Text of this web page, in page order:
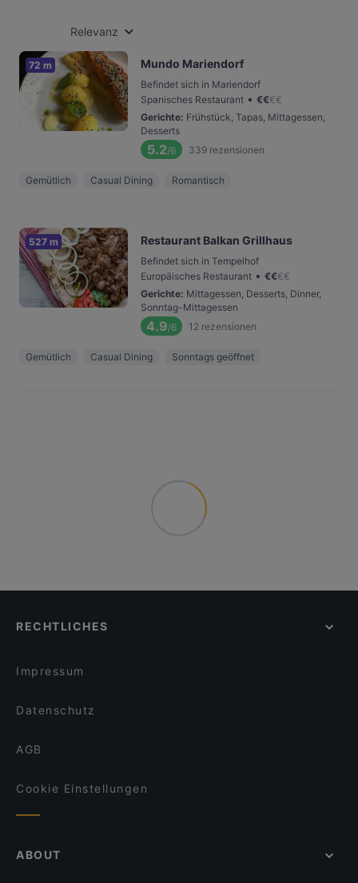
Relevanz
72 m Mundo Mariendorf
Befindet sich in Mariendorf
Spanisches Restaurant • €€€€
Gerichte: Frühstück, Tapas, Mittagessen,
Desserts
5.2/6 339 rezensionen
Gemütlich Casual Dining Romantisch
527 m Restaurant Balkan Grillhaus
Befindet sich in Tempelhof
Europäisches Restaurant • €€€€
Gerichte: Mittagessen, Desserts, Dinner,
Sonntag-Mittagessen
4.9/6 12 rezensionen
Gemütlich Casual Dining Sonntags geöffnet
RECHTLICHES
Impressum
Datenschutz
AGB
Cookie Einstellungen
ABOUT